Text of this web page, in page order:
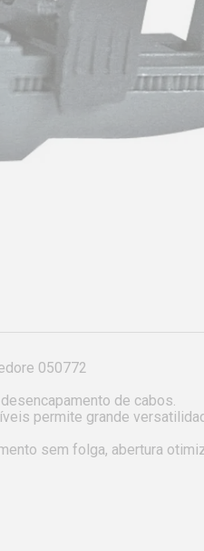
050772
de cabos.
permite grande
sem folga, abertura